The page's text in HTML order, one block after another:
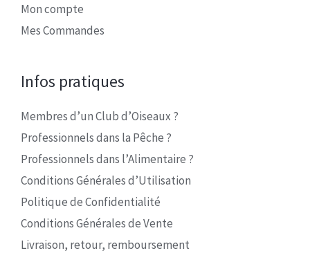
Mon compte
Mes Commandes
Infos pratiques
Membres d’un Club d’Oiseaux ?
Professionnels dans la Pêche ?
Professionnels dans l’Alimentaire ?
Conditions Générales d’Utilisation
Politique de Confidentialité
Conditions Générales de Vente
Livraison, retour, remboursement